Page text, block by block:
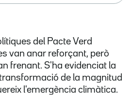
del Pacte Verd
van anar reforçant, però
frenant. S'ha evidenciat la
de la magnitud
l'emergència climàtica.